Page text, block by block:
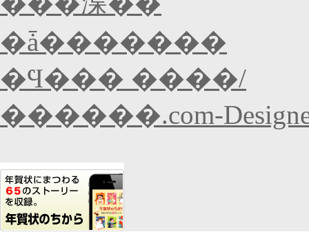
�ǡ�������
�Ϥ��� ����/
������.com-